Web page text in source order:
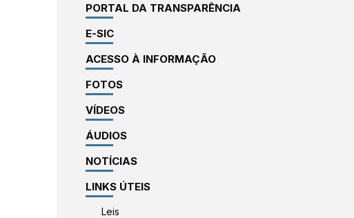
PORTAL DA TRANSPARÊNCIA
E-SIC
ACESSO À INFORMAÇÃO
FOTOS
VÍDEOS
ÁUDIOS
NOTÍCIAS
LINKS ÚTEIS
Leis